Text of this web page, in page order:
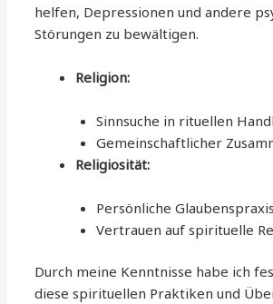
helfen, Depressionen und andere
Störungen zu bewältigen.
Religion:
Sinnsuche in rituellen
Gemeinschaftlicher
Religiosität:
Persönliche Glaubenspraxis
Vertrauen auf spirituelle
Durch meine Kenntnisse habe ich
diese spirituellen Praktiken und